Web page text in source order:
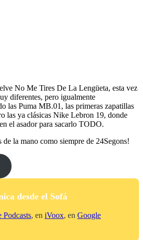
No Me Tires De La Lengüeta, esta vez
diferentes, pero igualmente
las Puma MB.01, las primeras zapatillas
las ya clásicas Nike Lebron 19, donde
el asador para sacarlo TODO.
la mano como siempre de 24Segons!
desde el Sofá
Podcasts, en iVoox, en Google